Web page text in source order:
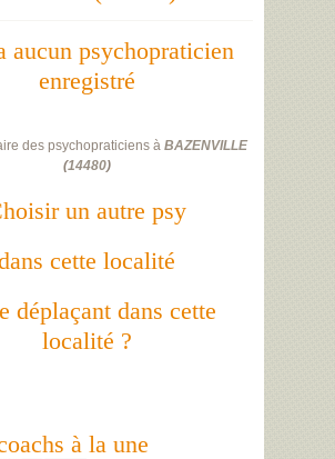
aucun psychopraticien
enregistré
des psychopraticiens à BAZENVILLE
(14480)
un autre psy
cette localité
déplaçant dans cette
localité ?
à la une